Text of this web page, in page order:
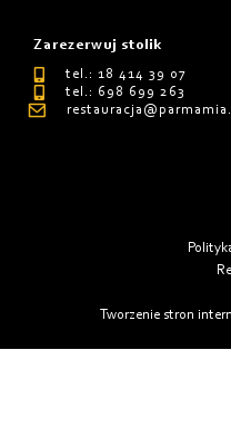
Zarezerwuj stolik
tel.: 18 414 39 07
tel.: 698 699 263
Tworzenie stron